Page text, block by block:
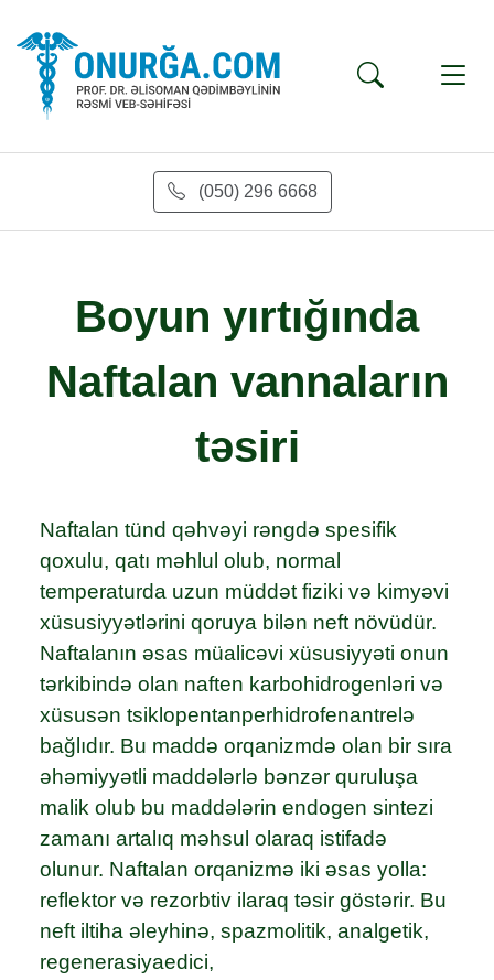
(050) 296 6668
Boyun yırtığında
Naftalan vannaların
təsiri
Naftalan tünd qəhvəyi rəngdə spesifik
qoxulu, qatı məhlul olub, normal
temperaturda uzun müddət fiziki və kimyəvi
xüsusiyyətlərini qoruya bilən neft növüdür.
Naftalanın əsas müalicəvi xüsusiyyəti onun
tərkibində olan naften karbohidrogenləri və
xüsusən tsiklopentanperhidrofenantrelə
bağlıdır. Bu maddə orqanizmdə olan bir sıra
əhəmiyyətli maddələrlə bənzər quruluşa
malik olub bu maddələrin endogen sintezi
zamanı artalıq məhsul olaraq istifadə
olunur. Naftalan orqanizmə iki əsas yolla:
reflektor və rezorbtiv ilaraq təsir göstərir. Bu
neft iltiha əleyhinə, spazmolitik, analgetik,
regenerasiyaedici,